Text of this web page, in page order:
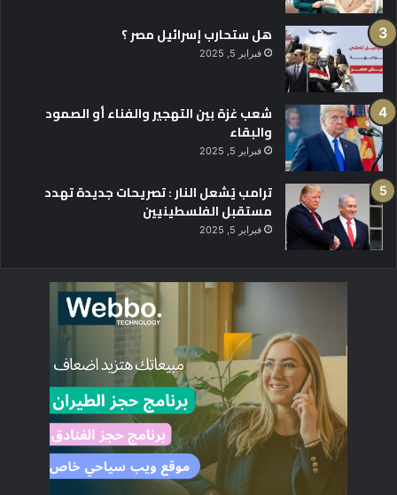
هل ستحارب إسرائيل مصر ؟
فبراير 5, 2025
شعب غزة بين التهجير والفناء أو الصمود
والبقاء
فبراير 5, 2025
ترامب يُشعل النار : تصريحات جديدة تهدد
مستقبل الفلسطينيين
فبراير 5, 2025